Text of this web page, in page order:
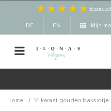
DE EN Mijn
Home / 14 karaat gouden bakslotje